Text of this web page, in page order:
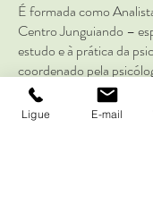
É formada como
Centro Junguiando –
estudo e à prática da
coordenado pela
Tatiana Paranaguá.
corpo de analistas do
Ligue E-mail